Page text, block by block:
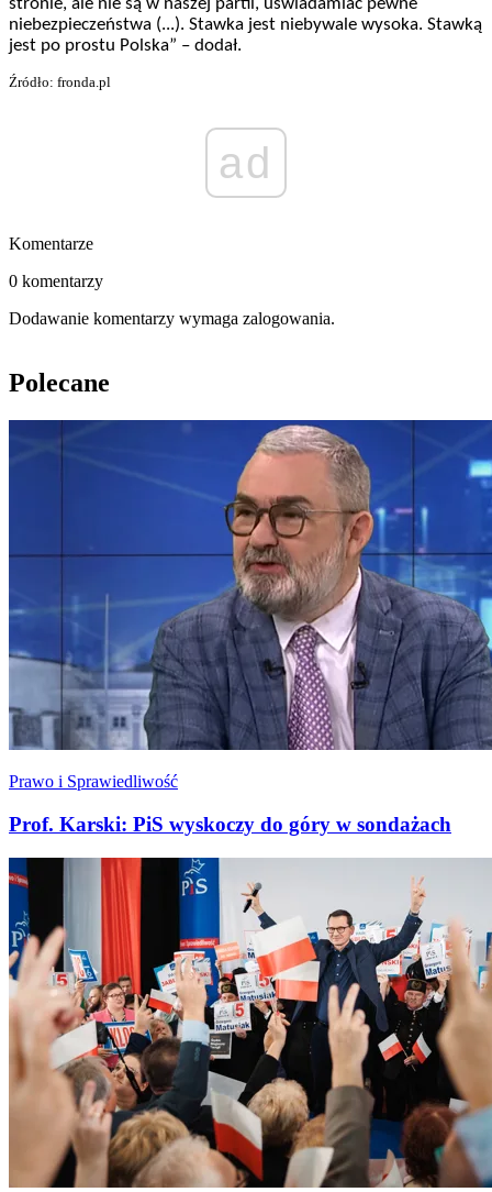
stronie, ale nie są w naszej partii, uświadamiać pewne
niebezpieczeństwa (...). Stawka jest niebywale wysoka. Stawką
jest po prostu Polska” – dodał.
Źródło: fronda.pl
ad
Komentarze
0 komentarzy
Dodawanie komentarzy wymaga zalogowania.
Polecane
Prawo i Sprawiedliwość
Prof. Karski: PiS wyskoczy do góry w sondażach